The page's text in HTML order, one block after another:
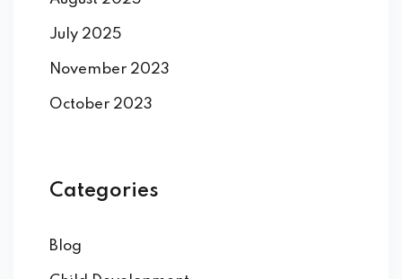
July 2025
November 2023
October 2023
Categories
Blog